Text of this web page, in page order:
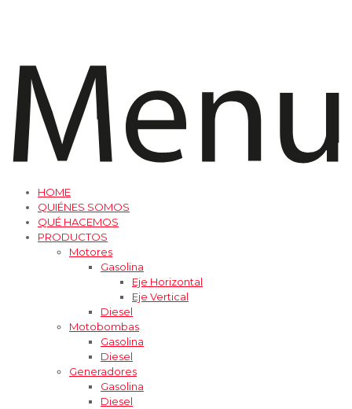
HOME
QUIÉNES SOMOS
QUÉ HACEMOS
PRODUCTOS
Motores
Gasolina
Eje Horizontal
Eje Vertical
Diesel
Motobombas
Gasolina
Diesel
Generadores
Gasolina
Diesel